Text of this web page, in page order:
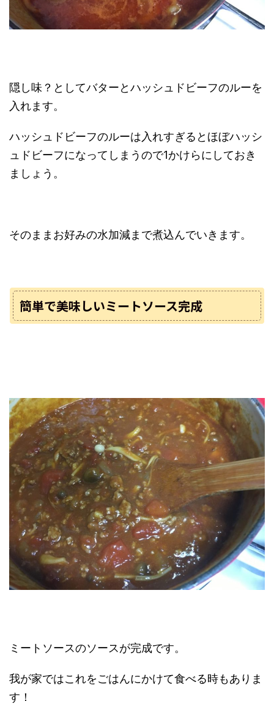
隠し味？としてバターとハッシュドビーフのルーを
入れます。
ハッシュドビーフのルーは入れすぎるとほぼハッシ
ュドビーフになってしまうので1かけらにしておき
ましょう。
そのままお好みの水加減まで煮込んでいきます。
簡単で美味しいミートソース完成
ミートソースのソースが完成です。
我が家ではこれをごはんにかけて食べる時もありま
す！